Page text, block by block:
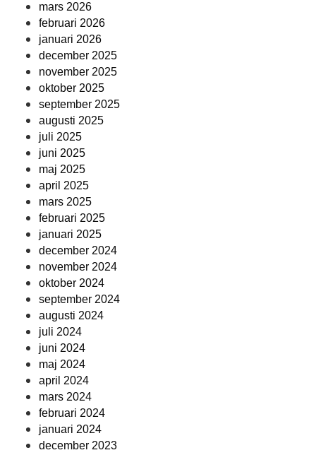
mars 2026
februari 2026
januari 2026
december 2025
november 2025
oktober 2025
september 2025
augusti 2025
juli 2025
juni 2025
maj 2025
april 2025
mars 2025
februari 2025
januari 2025
december 2024
november 2024
oktober 2024
september 2024
augusti 2024
juli 2024
juni 2024
maj 2024
april 2024
mars 2024
februari 2024
januari 2024
december 2023